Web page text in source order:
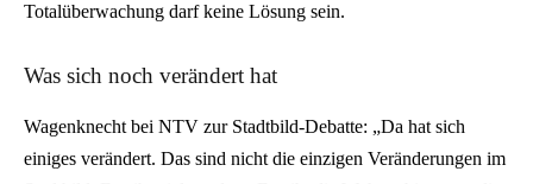
Totalüberwachung darf keine Lösung sein.
Was sich noch verändert hat
Wagenknecht bei NTV zur Stadtbild-Debatte: „Da hat sich
einiges verändert. Das sind nicht die einzigen Veränderungen im